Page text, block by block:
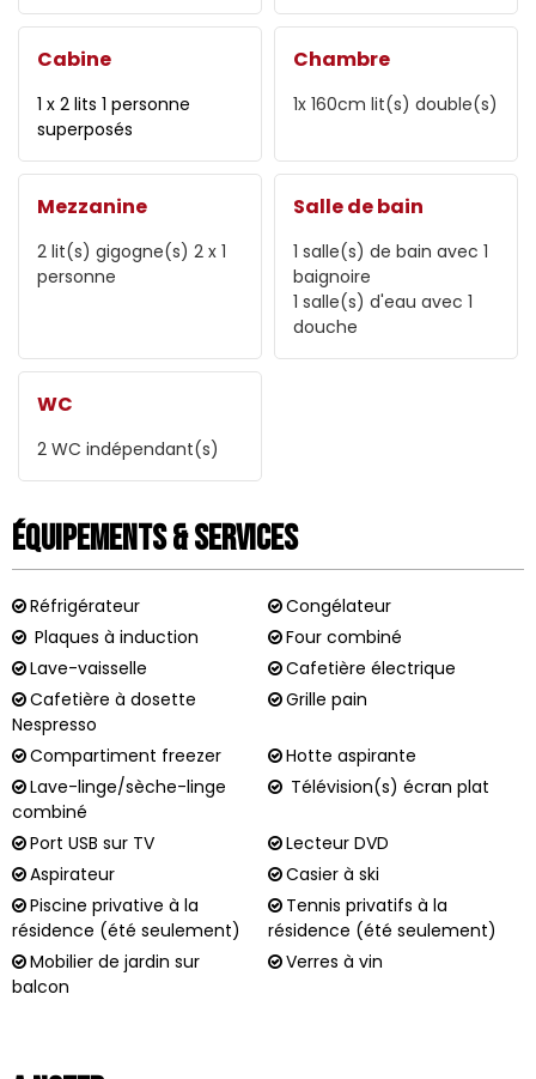
Cabine
1 x 2 lits 1 personne
superposés
Chambre
1x 160cm lit(s) double(s)
Mezzanine
2 lit(s) gigogne(s) 2 x 1
personne
Salle de bain
1 salle(s) de bain avec 1
baignoire
1 salle(s) d'eau avec 1
douche
WC
2 WC indépendant(s)
Équipements & Services
Réfrigérateur
Congélateur
Plaques à induction
Four combiné
Lave-vaisselle
Cafetière électrique
Cafetière à dosette
Nespresso
Grille pain
Compartiment freezer
Hotte aspirante
Lave-linge/sèche-linge
combiné
Télévision(s) écran plat
Port USB sur TV
Lecteur DVD
Aspirateur
Casier à ski
Piscine privative à la
résidence (été seulement)
Tennis privatifs à la
résidence (été seulement)
Mobilier de jardin sur
balcon
Verres à vin